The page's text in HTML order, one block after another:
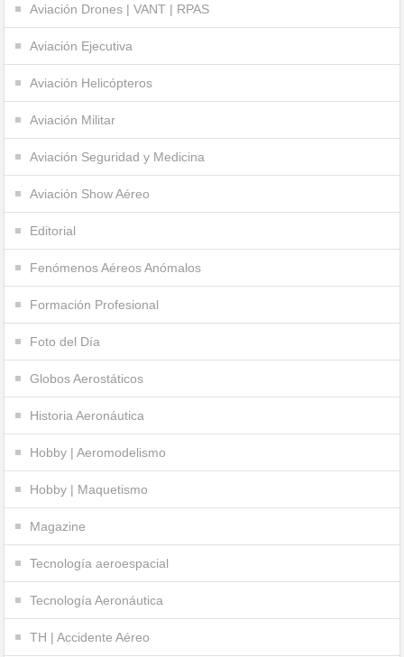
Aviación Drones | VANT | RPAS
Aviación Ejecutiva
Aviación Helicópteros
Aviación Militar
Aviación Seguridad y Medicina
Aviación Show Aéreo
Editorial
Fenómenos Aéreos Anómalos
Formación Profesional
Foto del Día
Globos Aerostáticos
Historia Aeronáutica
Hobby | Aeromodelismo
Hobby | Maquetismo
Magazine
Tecnología aeroespacial
Tecnología Aeronáutica
TH | Accidente Aéreo